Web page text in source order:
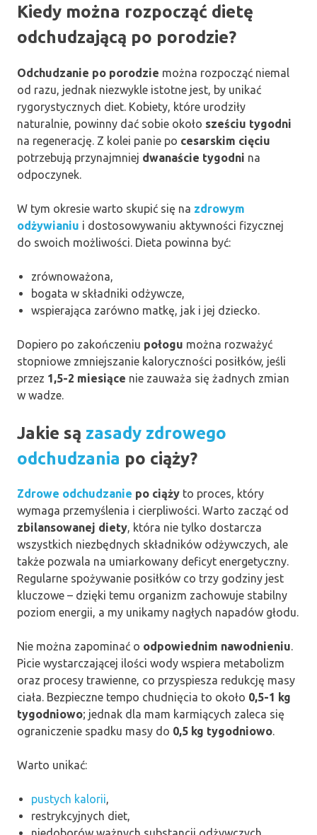
Kiedy można rozpocząć dietę
odchudzającą po porodzie?
Odchudzanie po porodzie można rozpocząć niemal
od razu, jednak niezwykle istotne jest, by unikać
rygorystycznych diet. Kobiety, które urodziły
naturalnie, powinny dać sobie około sześciu tygodni
na regenerację. Z kolei panie po cesarskim cięciu
potrzebują przynajmniej dwanaście tygodni na
odpoczynek.
W tym okresie warto skupić się na zdrowym
odżywianiu i dostosowywaniu aktywności fizycznej
do swoich możliwości. Dieta powinna być:
zrównoważona,
bogata w składniki odżywcze,
wspierająca zarówno matkę, jak i jej dziecko.
Dopiero po zakończeniu połogu można rozważyć
stopniowe zmniejszanie kaloryczności posiłków, jeśli
przez 1,5-2 miesiące nie zauważa się żadnych zmian
w wadze.
Jakie są zasady zdrowego
odchudzania po ciąży?
Zdrowe odchudzanie po ciąży to proces, który
wymaga przemyślenia i cierpliwości. Warto zacząć od
zbilansowanej diety, która nie tylko dostarcza
wszystkich niezbędnych składników odżywczych, ale
także pozwala na umiarkowany deficyt energetyczny.
Regularne spożywanie posiłków co trzy godziny jest
kluczowe – dzięki temu organizm zachowuje stabilny
poziom energii, a my unikamy nagłych napadów głodu.
Nie można zapominać o odpowiednim nawodnieniu.
Picie wystarczającej ilości wody wspiera metabolizm
oraz procesy trawienne, co przyspiesza redukcję masy
ciała. Bezpieczne tempo chudnięcia to około 0,5-1 kg
tygodniowo; jednak dla mam karmiących zaleca się
ograniczenie spadku masy do 0,5 kg tygodniowo.
Warto unikać:
pustych kalorii,
restrykcyjnych diet,